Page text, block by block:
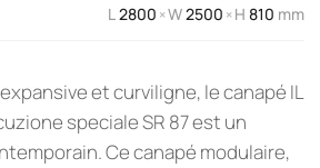
L2800 ×W2500 ×H 810 mm
et curviligne, le canapé IL
speciale SR 87 est un
Ce canapé modulaire,